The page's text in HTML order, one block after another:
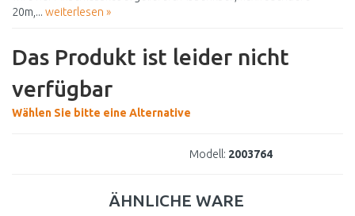
20m,... weiterlesen »
Das Produkt ist leider nicht
verfügbar
Wählen Sie bitte eine Alternative
Modell: 2003764
ÄHNLICHE WARE